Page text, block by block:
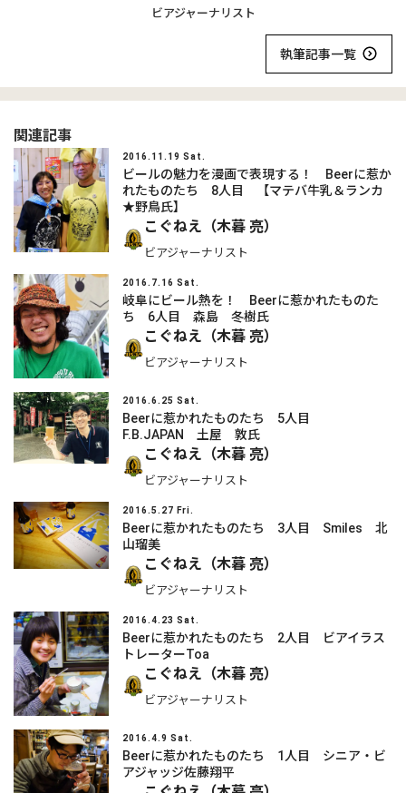
ビアジャーナリスト
執筆記事一覧
関連記事
2016.11.19 Sat.
ビールの魅力を漫画で表現する！ Beerに惹か
れたものたち 8人目 【マテバ牛乳＆ランカ
★野鳥氏】
こぐねえ（木暮 亮）
ビアジャーナリスト
2016.7.16 Sat.
岐阜にビール熱を！ Beerに惹かれたものた
ち 6人目 森島 冬樹氏
こぐねえ（木暮 亮）
ビアジャーナリスト
2016.6.25 Sat.
Beerに惹かれたものたち 5人目
F.B.JAPAN 土屋 敦氏
こぐねえ（木暮 亮）
ビアジャーナリスト
2016.5.27 Fri.
Beerに惹かれたものたち 3人目 Smiles 北
山瑠美
こぐねえ（木暮 亮）
ビアジャーナリスト
2016.4.23 Sat.
Beerに惹かれたものたち 2人目 ビアイラス
トレーターToa
こぐねえ（木暮 亮）
ビアジャーナリスト
2016.4.9 Sat.
Beerに惹かれたものたち 1人目 シニア・ビ
アジャッジ佐藤翔平